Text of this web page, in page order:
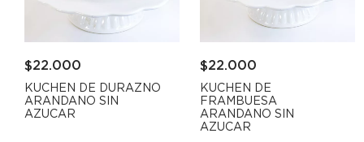
$22.000
KUCHEN DE DURAZNO
ARANDANO SIN
AZUCAR
$22.000
KUCHEN DE
FRAMBUESA
ARANDANO SIN
AZUCAR